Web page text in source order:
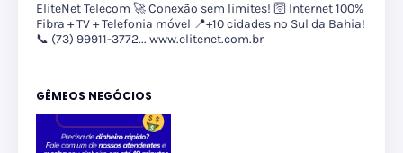
EliteNet Telecom 🚀 Conexão sem limites! 🛜 Internet 100%
Fibra + TV + Telefonia móvel 📍+10 cidades no Sul da Bahia!
📞 (73) 99911-3772... www.elitenet.com.br
GÊMEOS NEGÓCIOS